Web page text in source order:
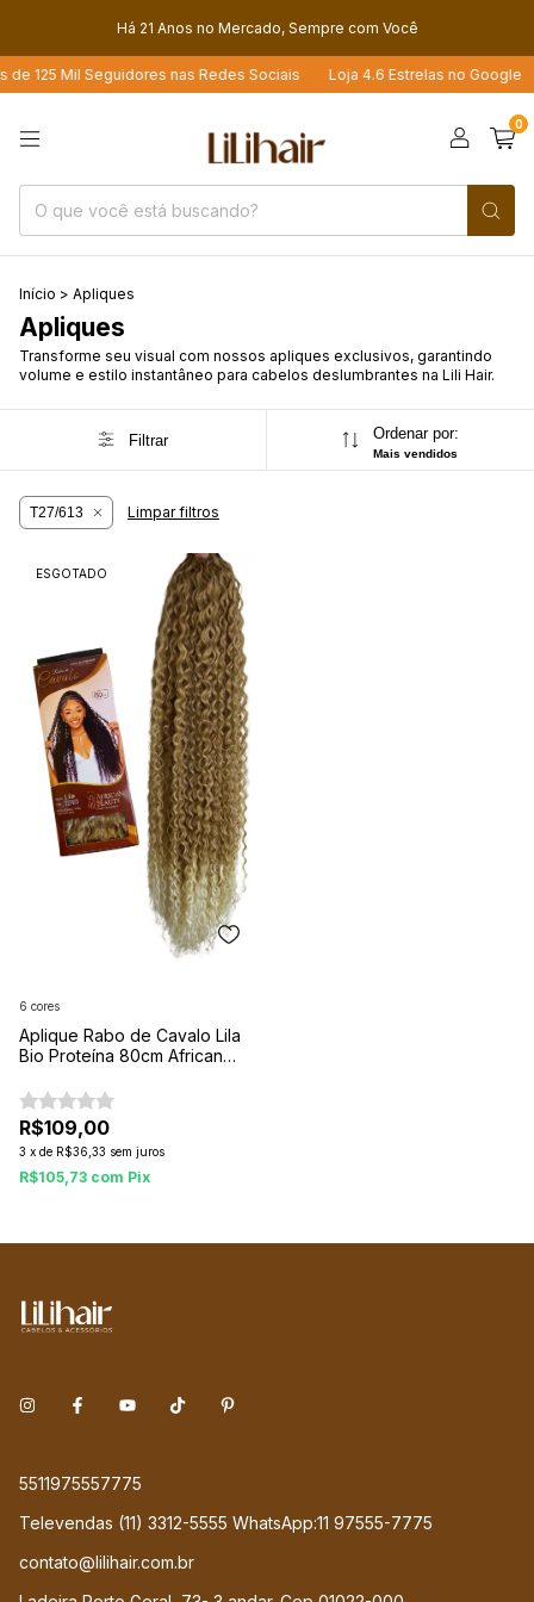
Há 21 Anos no Mercado, Sempre com Você
125 Mil Seguidores nas Redes Sociais Loja 4.6 Estrelas no Google
0
Início > Apliques
Apliques
Transforme seu visual com nossos apliques exclusivos, garantindo
volume e estilo instantâneo para cabelos deslumbrantes na Lili Hair.
Filtrar Ordenar por:
Mais vendidos
T27/613 Limpar filtros
ESGOTADO
Aplique Rabo de Cavalo Lila
Bio Proteína 80cm African
R$109,00
3 x de R$36,33 sem juros
R$105,73 com Pix
6 cores
5511975557775
Televendas (11) 3312-5555 WhatsApp:11 97555-7775
contato@lilihair.com.br